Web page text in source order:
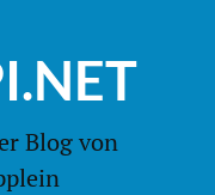
Blog von